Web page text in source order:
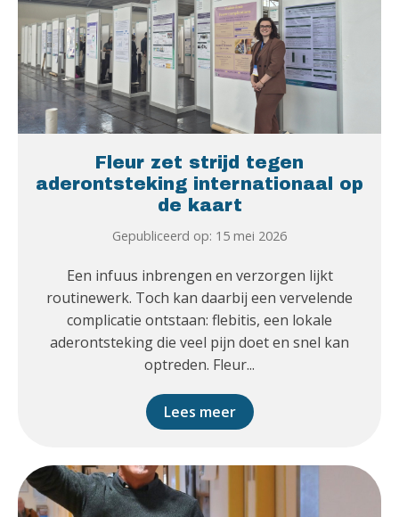
Fleur zet strijd tegen
aderontsteking internationaal op
de kaart
Gepubliceerd op: 15 mei 2026
Een infuus inbrengen en verzorgen lijkt
routinewerk. Toch kan daarbij een vervelende
complicatie ontstaan: flebitis, een lokale
aderontsteking die veel pijn doet en snel kan
optreden. Fleur...
Lees meer